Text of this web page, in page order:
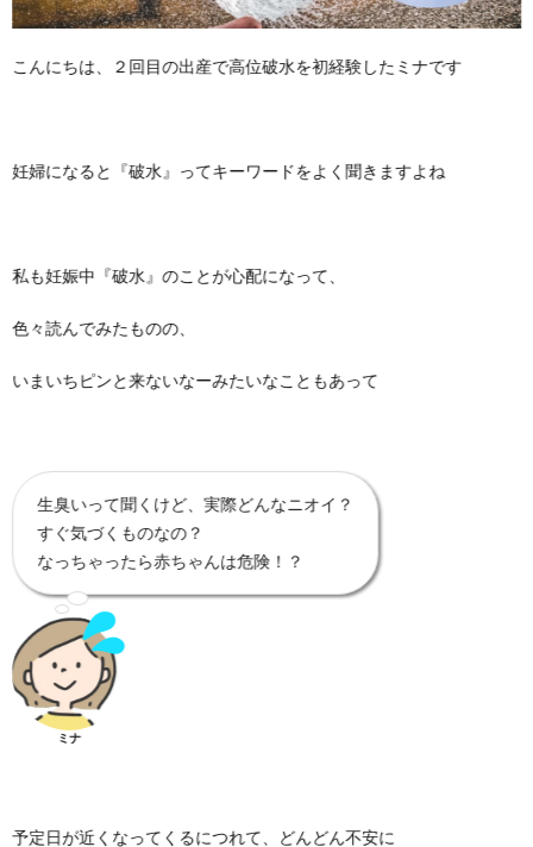
こんにちは、２回目の出産で高位破水を初経験したミナです
妊婦になると『破水』ってキーワードをよく聞きますよね
私も妊娠中『破水』のことが心配になって、
色々読んでみたものの、
いまいちピンと来ないなーみたいなこともあって
生臭いって聞くけど、実際どんなニオイ？
すぐ気づくものなの？
なっちゃったら赤ちゃんは危険！？
ミナ
予定日が近くなってくるにつれて、どんどん不安に